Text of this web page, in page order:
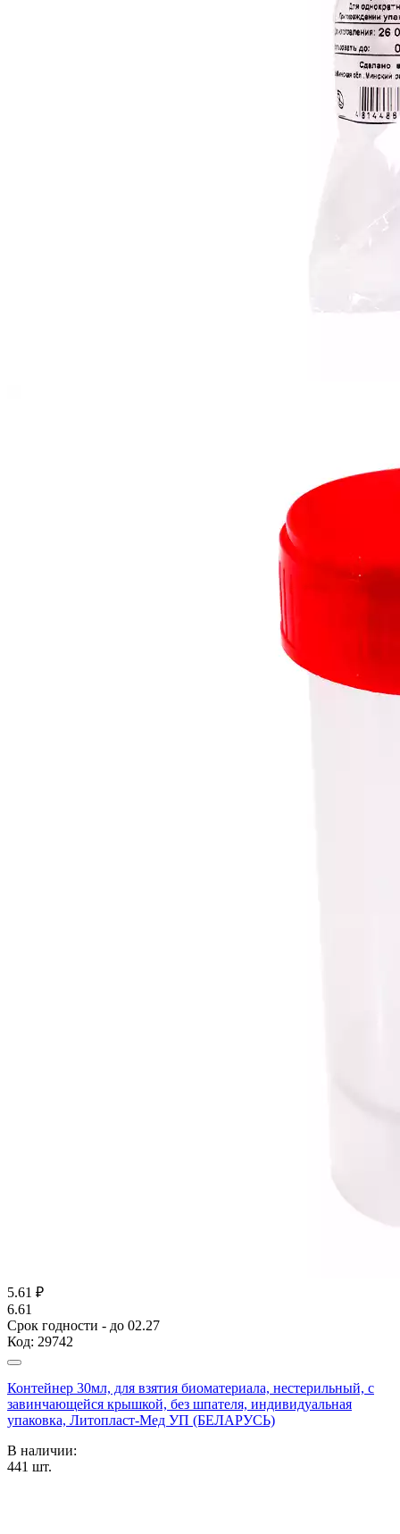
5.61 ₽
6.61
Срок годности - до 02.27
Код: 29742
Контейнер 30мл, для взятия биоматериала, нестерильный, с
завинчающейся крышкой, без шпателя, индивидуальная
упаковка, Литопласт-Мед УП (БЕЛАРУСЬ)
В наличии:
441 шт.